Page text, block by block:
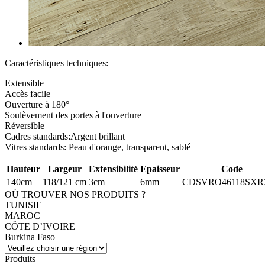
Caractéristiques techniques:
Extensible
Accès facile
Ouverture à 180°
Soulèvement des portes à l'ouverture
Réversible
Cadres standards:Argent brillant
Vitres standards: Peau d'orange, transparent, sablé
Hauteur Largeur Extensibilité Epaisseur
Code
140cm
118/121 cm 3cm 6mm
OÙ TROUVER NOS PRODUITS ?
TUNISIE
MAROC
CÔTE D’IVOIRE
Burkina Faso
Produits